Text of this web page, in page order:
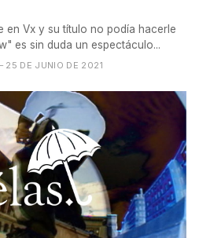
en Vx y su título no podía hacerle
es sin duda un espectáculo...
25 DE JUNIO DE 2021